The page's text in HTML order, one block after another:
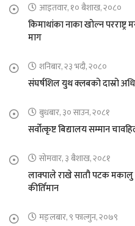
आइतवार, १० बैशाख, २०८०
किमाथांका नाका खोल्न
माग
शनिबार, २३ भदौ, २०८०
संघर्षशिल युथ क्लबको दास्रो
बुधबार, ३० साउन, २०८१
सर्वोत्कृष्ट बिद्यालय सम्मान
सोमवार, ३ बैशाख, २०८१
लाक्पाले राखे सातौ पटक
कीर्तिमान
मङ्लबार, ९ फाल्गुन, २०७९